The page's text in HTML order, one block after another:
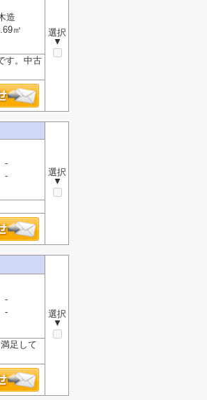
選択
▼
造
㎡
す。中古
選択
▼
-
-
選択
▼
-
-
足して